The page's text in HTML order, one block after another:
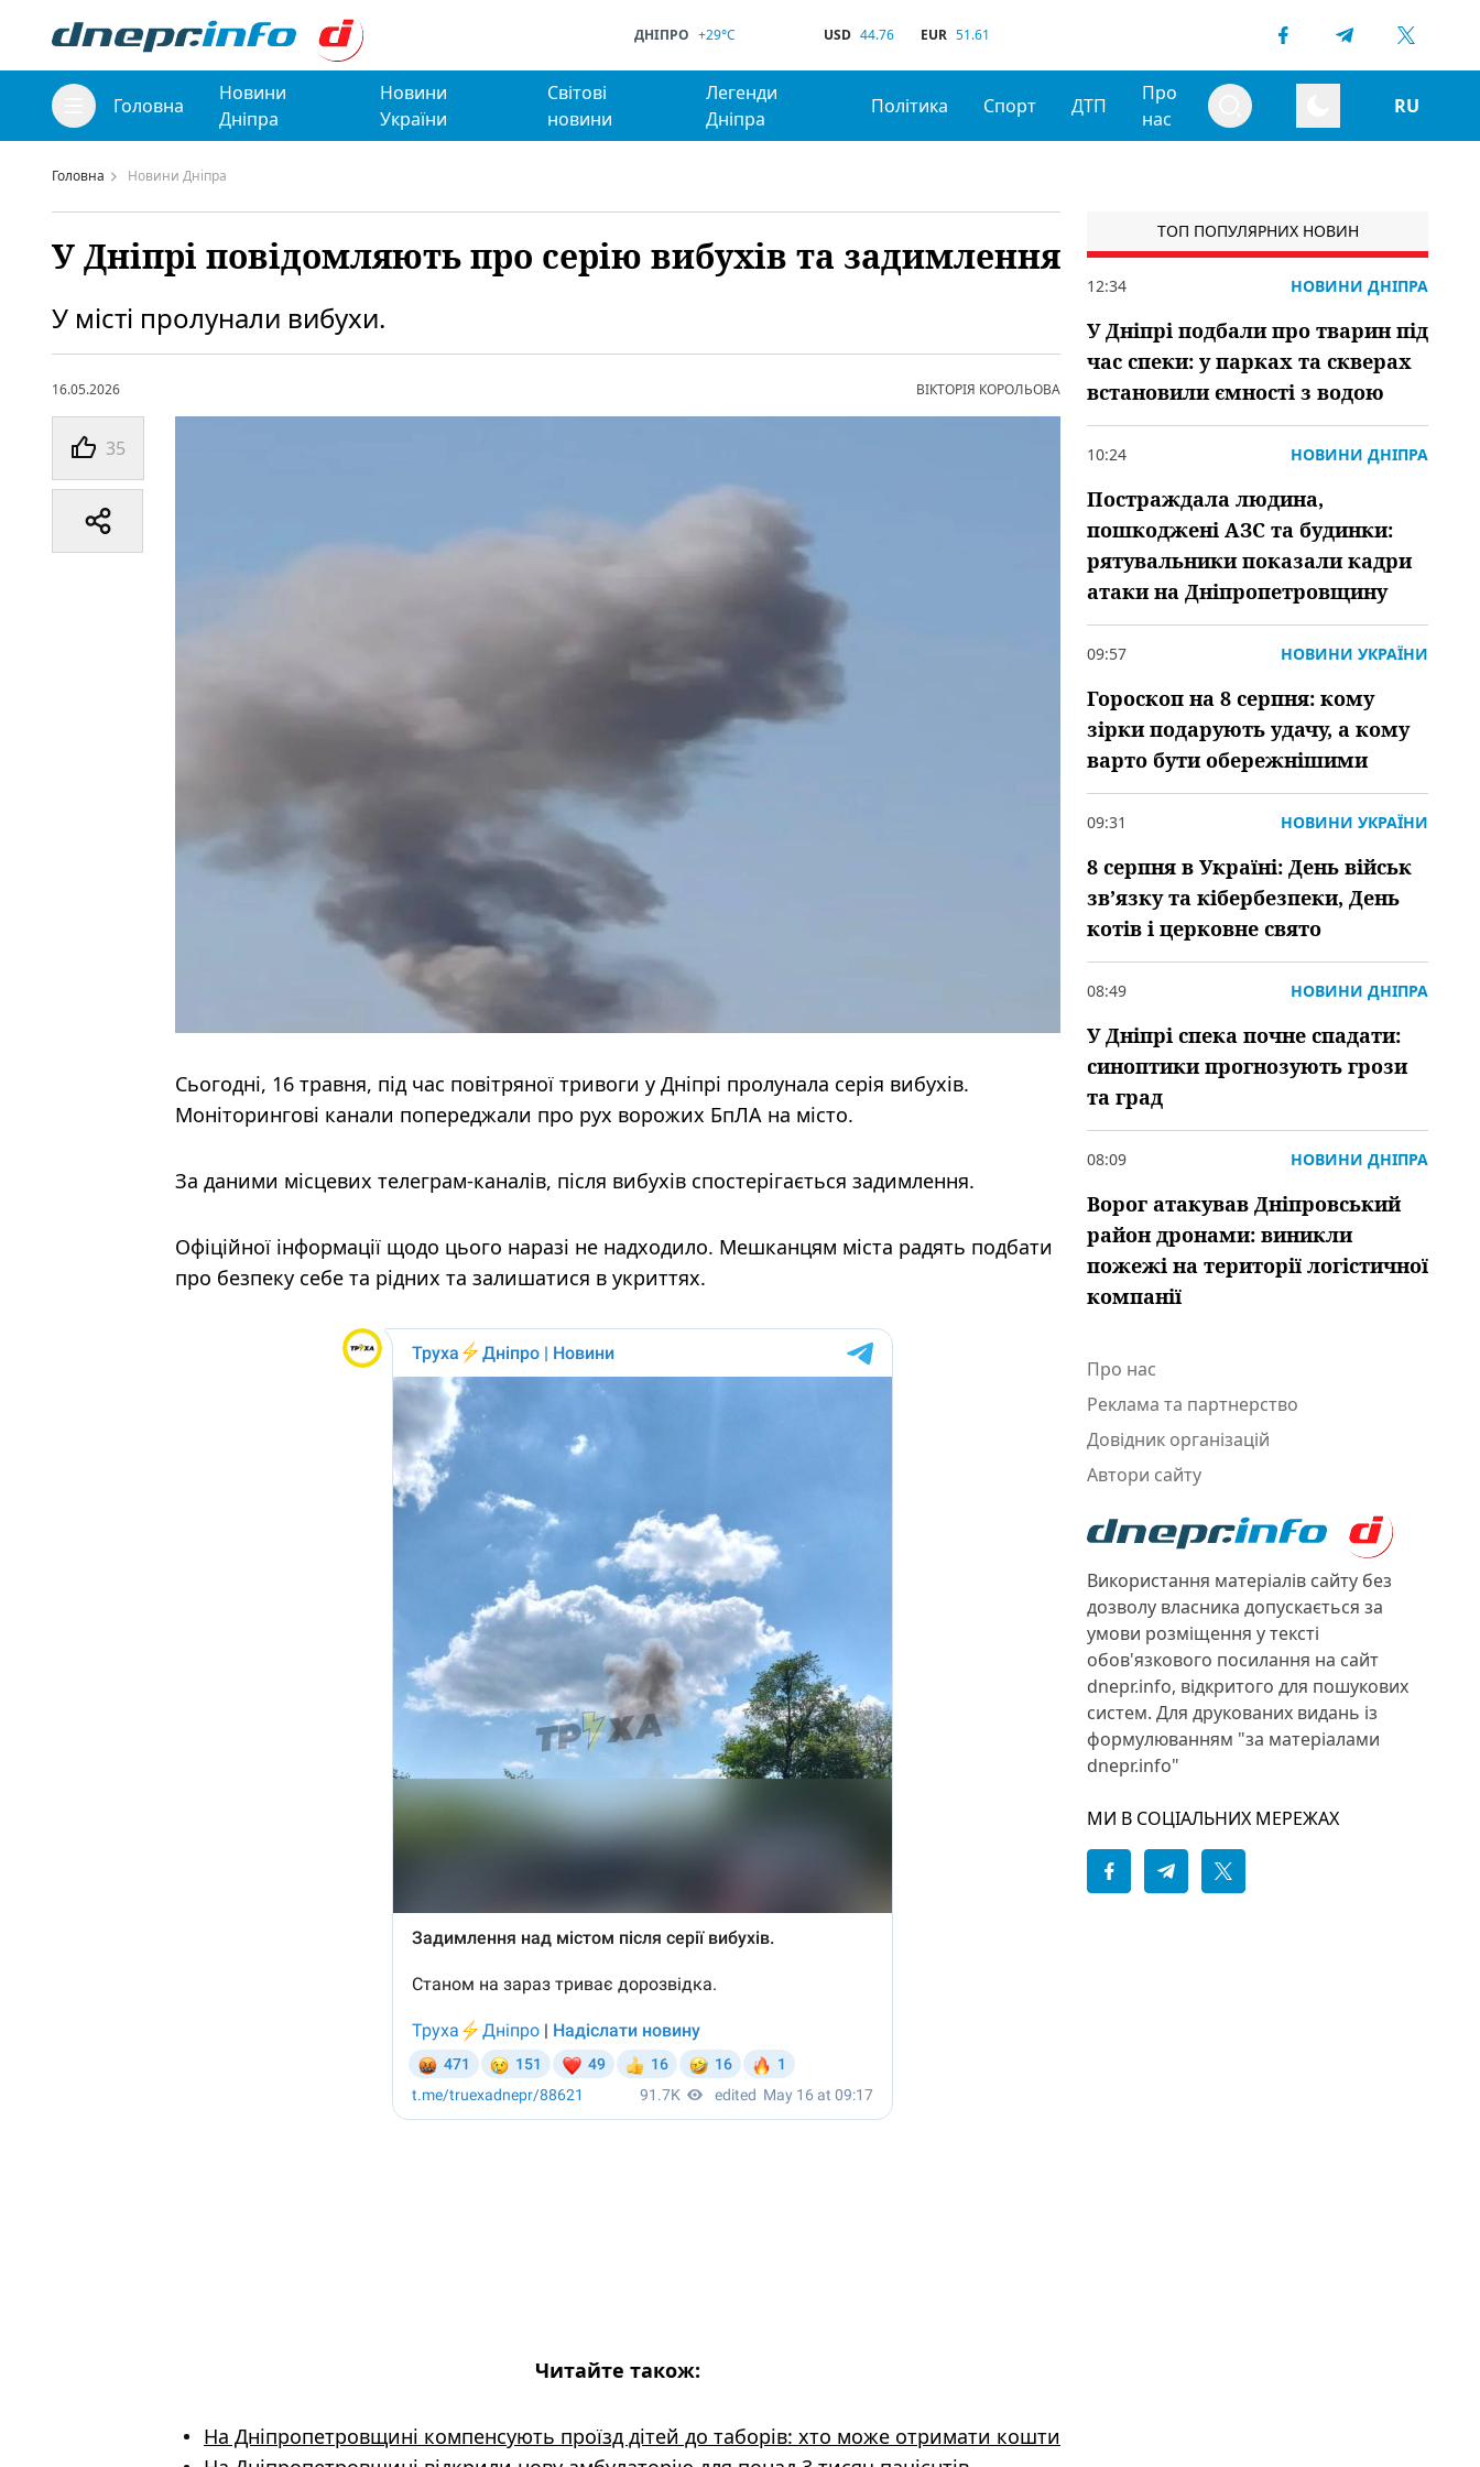
ДНІПРО +29°C USD 44.76 EUR 51.61
Головна
Новини
Дніпра
Новини
України
Світові
новини
Легенди
Дніпра
Політика Спорт ДТП
Про
нас
RU
Головна Новини Дніпра
У Дніпрі повідомляють про серію вибухів та задимлення
У місті пролунали вибухи.
16.05.2026 ВІКТОРІЯ КОРОЛЬОВА
35
Сьогодні, 16 травня, під час повітряної тривоги у Дніпрі пролунала серія вибухів.
Моніторингові канали попереджали про рух ворожих БпЛА на місто.
За даними місцевих телеграм-каналів, після вибухів спостерігається задимлення.
Офіційної інформації щодо цього наразі не надходило. Мешканцям міста радять подбати
про безпеку себе та рідних та залишатися в укриттях.
Читайте також:
На Дніпропетровщині компенсують проїзд дітей до таборів: хто може отримати кошти
ТОП ПОПУЛЯРНИХ НОВИН
12:34 НОВИНИ ДНІПРА
У Дніпрі подбали про тварин під
час спеки: у парках та скверах
встановили ємності з водою
10:24 НОВИНИ ДНІПРА
Постраждала людина,
пошкоджені АЗС та будинки:
рятувальники показали кадри
атаки на Дніпропетровщину
09:57 НОВИНИ УКРАЇНИ
Гороскоп на 8 серпня: кому
зірки подарують удачу, а кому
варто бути обережнішими
09:31 НОВИНИ УКРАЇНИ
8 серпня в Україні: День військ
зв’язку та кібербезпеки, День
котів і церковне свято
08:49 НОВИНИ ДНІПРА
У Дніпрі спека почне спадати:
синоптики прогнозують грози
та град
08:09 НОВИНИ ДНІПРА
Ворог атакував Дніпровський
район дронами: виникли
пожежі на території логістичної
компанії
Про нас
Реклама та партнерство
Довідник організацій
Автори сайту
Використання матеріалів сайту без
дозволу власника допускається за
умови розміщення у тексті
обов'язкового посилання на сайт
dnepr.info, відкритого для пошукових
систем. Для друкованих видань із
формулюванням "за матеріалами
dnepr.info"
МИ В СОЦІАЛЬНИХ МЕРЕЖАХ